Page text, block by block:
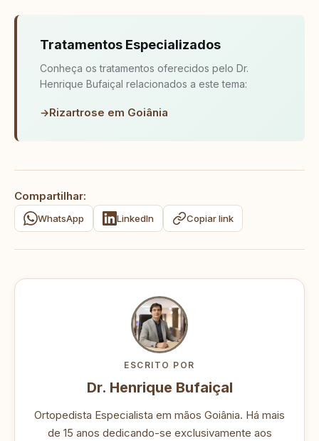
Tratamentos Especializados
Conheça os tratamentos oferecidos pelo Dr.
Henrique Bufaiçal relacionados a este tema:
Rizartrose em Goiânia
Compartilhar:
WhatsApp LinkedIn Copiar link
ESCRITO POR
Dr. Henrique Bufaiçal
Ortopedista Especialista em mãos Goiânia. Há mais
de 15 anos dedicando-se exclusivamente aos